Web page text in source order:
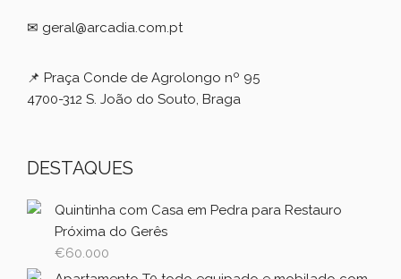
✉ geral@arcadia.com.pt
📌 Praça Conde de Agrolongo nº 95
4700-312 S. João do Souto, Braga
DESTAQUES
Quintinha com Casa em Pedra para Restauro
Próxima do Gerês
€60.000